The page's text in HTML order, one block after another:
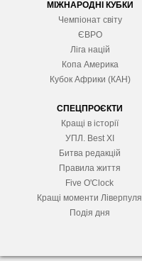
МІЖНАРОДНІ КУБКИ
Чемпіонат світу
ЄВРО
Ліга націй
Копа Америка
Кубок Африки (КАН)
СПЕЦПРОЄКТИ
Кращі в історії
УПЛ. Best XІ
Битва редакцій
Правила життя
Five O'Clock
Кращі моменти Ліверпуля
Подія дня